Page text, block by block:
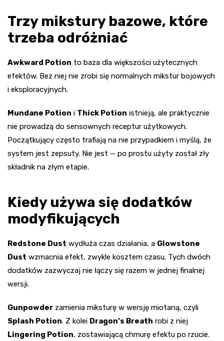
Trzy mikstury bazowe, które
trzeba odróżniać
Awkward Potion to baza dla większości użytecznych
efektów. Bez niej nie zrobi się normalnych mikstur bojowych
i eksploracyjnych.
Mundane Potion i Thick Potion istnieją, ale praktycznie
nie prowadzą do sensownych receptur użytkowych.
Początkujący często trafiają na nie przypadkiem i myślą, że
system jest zepsuty. Nie jest — po prostu użyty został zły
składnik na złym etapie.
Kiedy używa się dodatków
modyfikujących
Redstone Dust wydłuża czas działania, a Glowstone
Dust wzmacnia efekt, zwykle kosztem czasu. Tych dwóch
dodatków zazwyczaj nie łączy się razem w jednej finalnej
wersji.
Gunpowder zamienia miksturę w wersję miotaną, czyli
Splash Potion. Z kolei Dragon’s Breath robi z niej
Lingering Potion, zostawiającą chmurę efektu po rzucie.